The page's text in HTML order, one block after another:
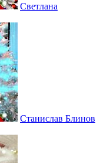
Светлана
Станислав Блинов